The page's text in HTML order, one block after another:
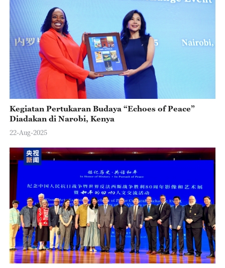
o
Kegiatan Pertukaran Budaya “Echoes of Peace”
Diadakan di Narobi, Kenya
22-Aug-2025